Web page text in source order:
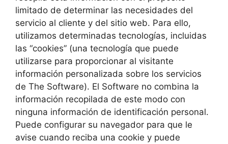
limitado de determinar las necesidades del
servicio al cliente y del sitio web. Para ello,
utilizamos determinadas tecnologías, incluidas
las “cookies” (una tecnología que puede
utilizarse para proporcionar al visitante
información personalizada sobre los servicios
de The Software). El Software no combina la
información recopilada de este modo con
ninguna información de identificación personal.
Puede configurar su navegador para que le
avise cuando reciba una cookie y puede